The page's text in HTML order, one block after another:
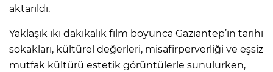
aktarıldı.
Yaklaşık iki dakikalık film boyunca Gaziantep’in tarihi
sokakları, kültürel değerleri, misafirperverliği ve eşsiz
mutfak kültürü estetik görüntülerle sunulurken,